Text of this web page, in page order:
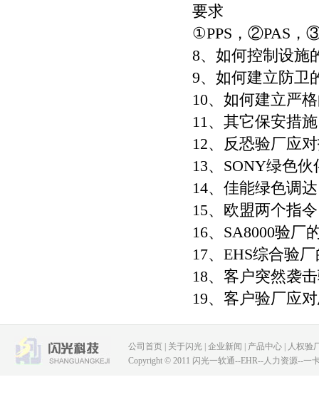
要求
①PPS，②PAS，
8、如何控制设施
9、如何建立防卫
10、如何建立严
11、其它保安措施
12、反恐验厂应
13、SONY绿色
14、佳能绿色调
15、欧盟两个指
16、SA8000验厂
17、EHS综合验
18、客户突然袭
19、客户验厂应
公司首页 关于闪光 企业新闻 产品中心
人权验
Copyright © 2011 闪光一软通--EHR--人力资源--一